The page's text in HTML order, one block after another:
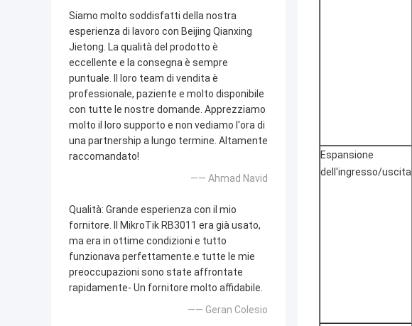
Siamo molto soddisfatti della nostra
esperienza di lavoro con Beijing Qianxing
Jietong. La qualità del prodotto è
eccellente e la consegna è sempre
puntuale. Il loro team di vendita è
professionale, paziente e molto disponibile
con tutte le nostre domande. Apprezziamo
molto il loro supporto e non vediamo l'ora di
una partnership a lungo termine. Altamente
raccomandato!
—— Ahmad Navid
Qualità: Grande esperienza con il mio
fornitore. Il MikroTik RB3011 era già usato,
ma era in ottime condizioni e tutto
funzionava perfettamente.e tutte le mie
preoccupazioni sono state affrontate
rapidamente- Un fornitore molto affidabile.
—— Geran Colesio
Espansione
dell'ingresso/uscita